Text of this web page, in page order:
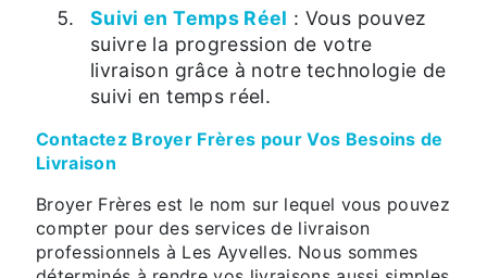
Suivi en Temps Réel : Vous pouvez
suivre la progression de votre
livraison grâce à notre technologie de
suivi en temps réel.
Contactez Broyer Frères pour Vos Besoins de
Livraison
Broyer Frères est le nom sur lequel vous pouvez
compter pour des services de livraison
professionnels à Les Ayvelles. Nous sommes